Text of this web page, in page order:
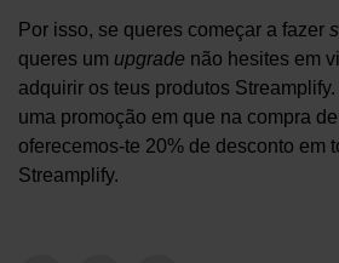
Por isso, se queres começar a fazer
queres um upgrade não hesites em
adquirir os teus produtos
uma promoção em que na compra
oferecemos-te 20% de desconto em
Streamplify.